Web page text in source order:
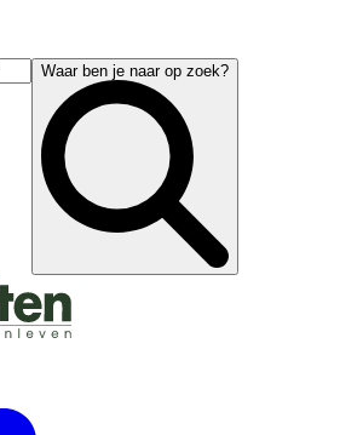
Waar ben je naar op zoek?